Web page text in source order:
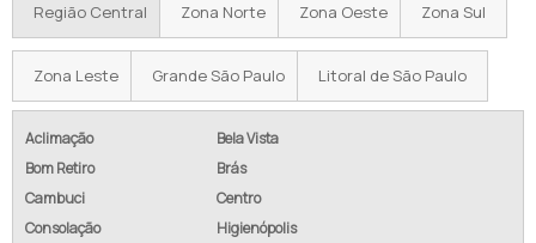
Região Central Zona Norte Zona Oeste Zona Sul
Zona Leste Grande São Paulo Litoral de São Paulo
Aclimação
Bela Vista
Bom Retiro
Brás
Cambuci
Centro
Consolação
Higienópolis